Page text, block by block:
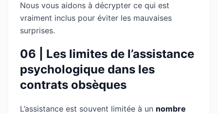
Nous vous aidons à décrypter ce qui est
vraiment inclus pour éviter les mauvaises
surprises.
06 | Les limites de l’assistance
psychologique dans les
contrats obsèques
L’assistance est souvent limitée à un nombre